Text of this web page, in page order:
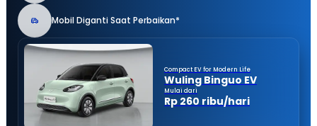
Mobil Diganti Saat Perbaikan*
Compact EV for Modern Life
Wuling Binguo EV
Mulai dari
Rp 260 ribu/hari